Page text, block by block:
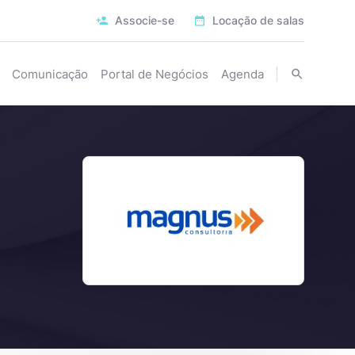
Associe-se Locação de salas
Comunicação Portal de Negócios Agenda